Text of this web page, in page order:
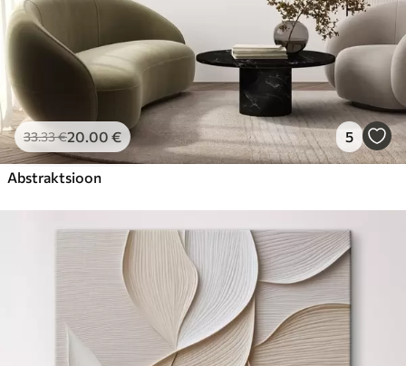
33.33€20.00 € 5
Abstraktsioon